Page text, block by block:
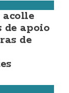
de apoio
de